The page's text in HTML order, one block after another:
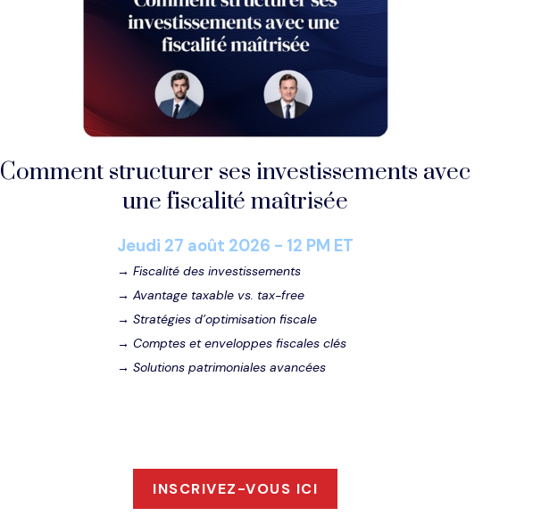
Comment structurer ses investissements avec
une fiscalité maîtrisée
Jeudi 27 août 2026 - 12 PM ET
→Fiscalité des investissements
→Avantage taxable vs. tax-free
→ Stratégies d’optimisation fiscale
→ Comptes et enveloppes fiscales clés
→ Solutions patrimoniales avancées
INSCRIVEZ-VOUS ICI